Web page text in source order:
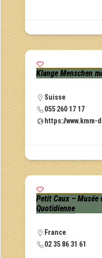
Klange Menschen
Suisse
055 260 17 17
https://
Petit Caux – Musée
Quotidienne
France
02 35 86 31 61